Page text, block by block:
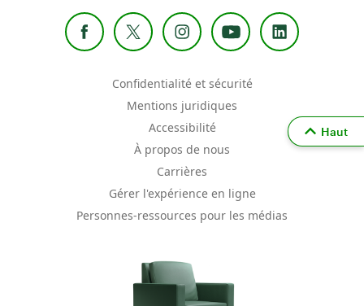
Confidentialité et sécurité
Mentions juridiques
Accessibilité
À propos de nous
Carrières
Gérer l'expérience en ligne
Personnes-ressources pour les médias
Haut